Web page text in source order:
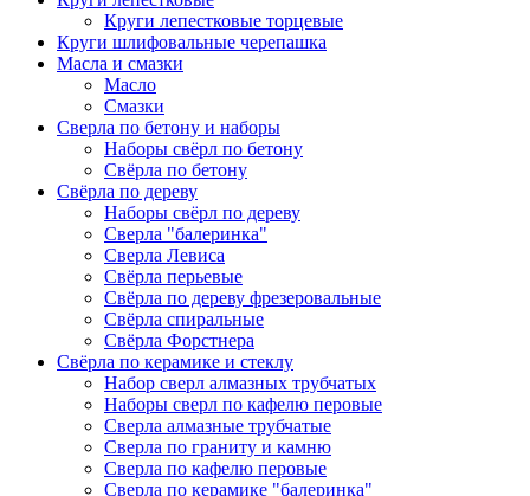
Круги лепестковые торцевые
Круги шлифовальные черепашка
Масла и смазки
Масло
Смазки
Сверла по бетону и наборы
Наборы свёрл по бетону
Свёрла по бетону
Свёрла по дереву
Наборы свёрл по дереву
Сверла "балеринка"
Сверла Левиса
Свёрла перьевые
Свёрла по дереву фрезеровальные
Свёрла спиральные
Свёрла Форстнера
Свёрла по керамике и стеклу
Набор сверл алмазных трубчатых
Наборы сверл по кафелю перовые
Сверла алмазные трубчатые
Сверла по граниту и камню
Сверла по кафелю перовые
Сверла по керамике "балеринка"